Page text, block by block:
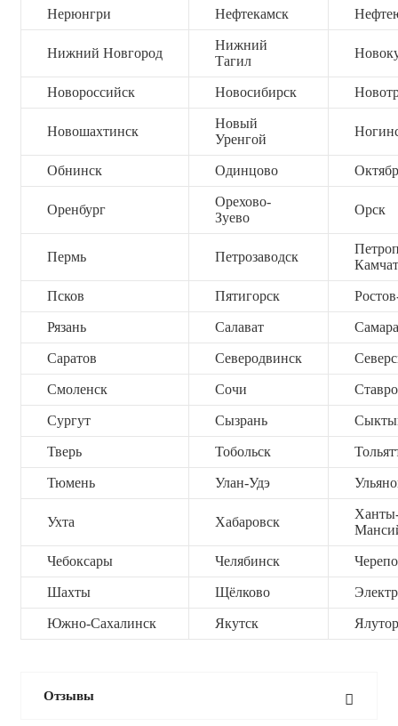
Нерюнгри Нефтекамск
Нижний Новгород
Нижний
Тагил
Новороссийск Новосибирск
Новошахтинск
Новый
Уренгой
Обнинск Одинцово
Оренбург
Орехово-
Зуево
Орск
Пермь Петрозаводск
Псков Пятигорск
Рязань Салават Самара
Саратов Северодвинск
Смоленск Сочи
Сургут Сызрань
Тверь Тобольск
Тюмень Улан-Удэ
Ухта Хабаровск
Чебоксары Челябинск
Шахты Щёлково
Южно-Сахалинск Якутск
Отзывы